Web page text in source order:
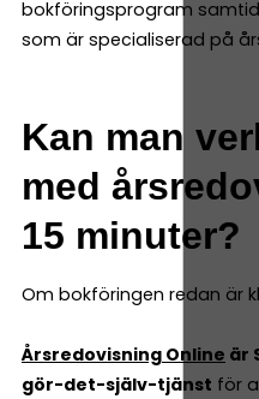
bokföringsprogram
som är specialiserad på
Kan man
med
15 minuter?
Om bokföringen redan är
Årsredovisning Online är
gör-det-själv-tjänst för